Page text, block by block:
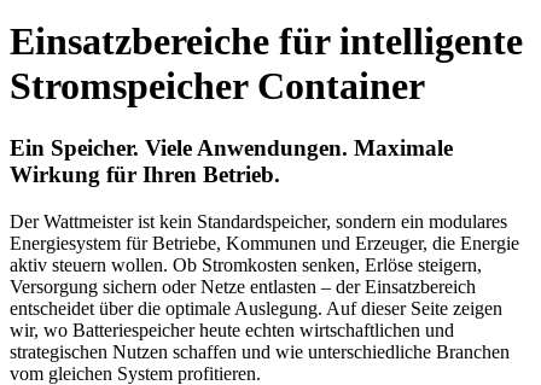
Einsatzbereiche für intelligente
Stromspeicher Container
Ein Speicher. Viele Anwendungen. Maximale
Wirkung für Ihren Betrieb.
Der Wattmeister ist kein Standardspeicher, sondern ein modulares
Energiesystem für Betriebe, Kommunen und Erzeuger, die Energie
aktiv steuern wollen. Ob Stromkosten senken, Erlöse steigern,
Versorgung sichern oder Netze entlasten – der Einsatzbereich
entscheidet über die optimale Auslegung. Auf dieser Seite zeigen
wir, wo Batteriespeicher heute echten wirtschaftlichen und
strategischen Nutzen schaffen und wie unterschiedliche Branchen
vom gleichen System profitieren.